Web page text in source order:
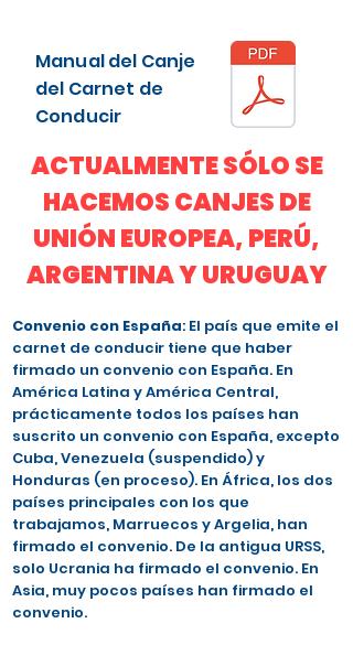
Manual del Canje
del Carnet de
Conducir
ACTUALMENTE SÓLO SE
HACEMOS CANJES DE
UNIÓN EUROPEA, PERÚ,
ARGENTINA Y URUGUAY
Convenio con España: El país que emite el
carnet de conducir tiene que haber
firmado un convenio con España. En
América Latina y América Central,
prácticamente todos los países han
suscrito un convenio con España, excepto
Cuba, Venezuela (suspendido) y
Honduras (en proceso). En África, los dos
países principales con los que
trabajamos, Marruecos y Argelia, han
firmado el convenio. De la antigua URSS,
solo Ucrania ha firmado el convenio. En
Asia, muy pocos países han firmado el
convenio.